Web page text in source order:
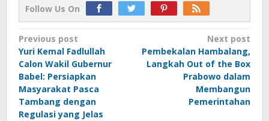
Follow Us On
Post
navigation
Previous post
Yuri Kemal Fadlullah
Calon Wakil Gubernur
Babel: Persiapkan
Masyarakat Pasca
Tambang dengan
Regulasi yang Jelas
Next post
Pembekalan Hambalang,
Langkah Out of the Box
Prabowo dalam
Membangun
Pemerintahan